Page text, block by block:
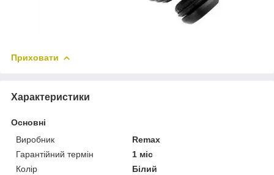
Приховати
Характеристики
Основні
Виробник
Remax
Гарантійний термін
1 міс
Колір
Білий